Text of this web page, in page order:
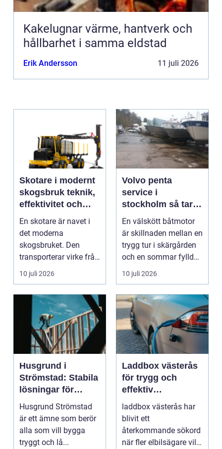
Kakelugnar värme, hantverk och
hållbarhet i samma eldstad
Erik Andersson 11 juli 2026
Skotare i modernt
skogsbruk teknik,
effektivitet och
hållbarhet
En skotare är navet i
det moderna
skogsbruket. Den
transporterar virke från
avverkningsplatsen till
10 juli 2026
Volvo penta
service i
stockholm så tar
du hand om din
båtmotor på rätt
sätt
En välskött båtmotor
är skillnaden mellan en
trygg tur i skärgården
och en sommar fylld
av ofrivilli...
10 juli 2026
Husgrund i
Strömstad: Stabila
lösningar för
boende vid kusten
Husgrund Strömstad
är ett ämne som berör
alla som vill bygga
tryggt och lå...
Laddbox västerås
för trygg och
effektiv
hemmaladdning
laddbox västerås har
blivit ett
återkommande sökord
när fler elbilsägare vill